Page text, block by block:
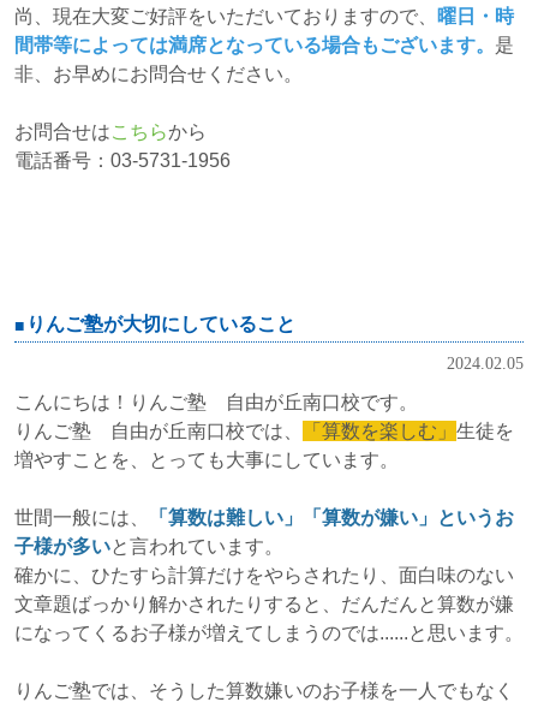
尚、現在大変ご好評をいただいておりますので、
曜日・時
間帯等によっては満席となっている場合もございます。 是
非、お早めにお問合せください。
お問合せはこちらから
電話番号：03-5731-1956
りんご塾が大切にしていること
2024.02.05
こんにちは！りんご塾 自由が丘南口校です。
りんご塾 自由が丘南口校では、
「算数を楽しむ」 生徒を
増やすことを、とっても大事にしています。
世間一般には、
「算数は難しい」「算数が嫌い」というお
子様が多いと言われています。
確かに、ひたすら計算だけをやらされたり、面白味のない
文章題ばっかり解かされたりすると、だんだんと算数が嫌
になってくるお子様が増えてしまうのでは......と思います。
りんご塾では、そうした算数嫌いのお子様を一人でもなく